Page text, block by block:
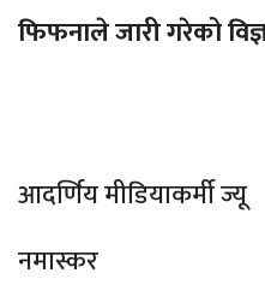
फिफनाले जारी गरेको
आदर्णिय मीडियाकर्मी ज्यू
नमास्कर